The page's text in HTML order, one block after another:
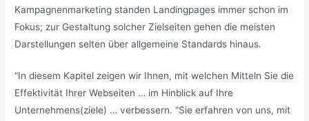
Kampagnenmarketing standen Landingpages immer schon im
Fokus; zur Gestaltung solcher Zielseiten gehen die meisten
Darstellungen selten über allgemeine Standards hinaus.
“In diesem Kapitel zeigen wir Ihnen, mit welchen Mitteln Sie die
Effektivität Ihrer Webseiten … im Hinblick auf Ihre
Unternehmens(ziele) … verbessern. “Sie erfahren von uns, mit